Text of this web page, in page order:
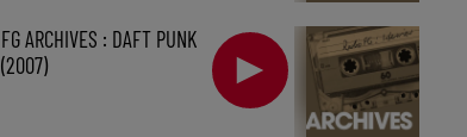
FG ARCHIVES : DAFT PUNK
(2007)